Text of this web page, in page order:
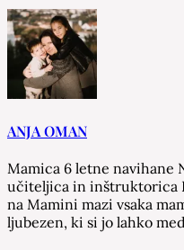
ANJA OMAN
Mamica 6 letne navihane
učiteljica in inštruktorica
na Mamini mazi vsaka
ljubezen, ki si jo lahko